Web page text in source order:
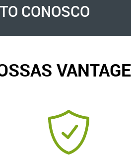
CONOSCO